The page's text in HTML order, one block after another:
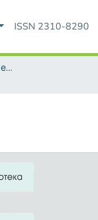
ISSN 2310-8290
Серіальні видання Університету